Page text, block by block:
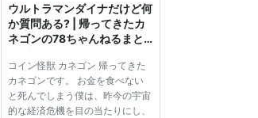
ウルトラマンダイナだけど何
か質問ある? | 帰ってきたカ
ネゴンの78ちゃんねるまと
コイン怪獣 カネゴン 帰ってきた
カネゴンです。 お金を食べない
と死んでしまう僕は、昨今の宇宙
的な経済危機を目の当たりにし、